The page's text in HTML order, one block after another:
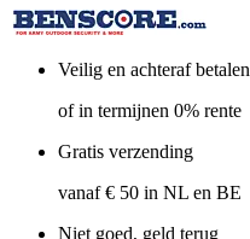
Veilig en achteraf betalen
of in termijnen 0% rente
Gratis verzending
vanaf € 50 in NL en BE
Niet goed, geld terug